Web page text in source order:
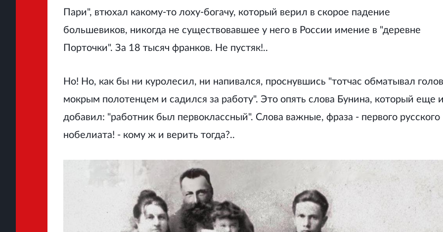
Пари", втюхал какому-то лоху-богачу, который верил в скорое падение
большевиков, никогда не существовавшее у него в России имение в "деревне
Порточки". За 18 тысяч франков. Не пустяк!..
Но! Но, как бы ни куролесил, ни напивался, проснувшись "тотчас обматывал
мокрым полотенцем и садился за работу". Это опять слова Бунина, который еще
добавил: "работник был первоклассный". Слова важные, фраза - первого русского
нобелиата! - кому ж и верить тогда?..